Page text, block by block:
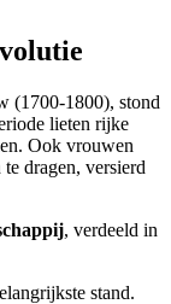
(1700-1800), stond
lieten rijke
Ook vrouwen
dragen, versierd
, verdeeld in
stand.